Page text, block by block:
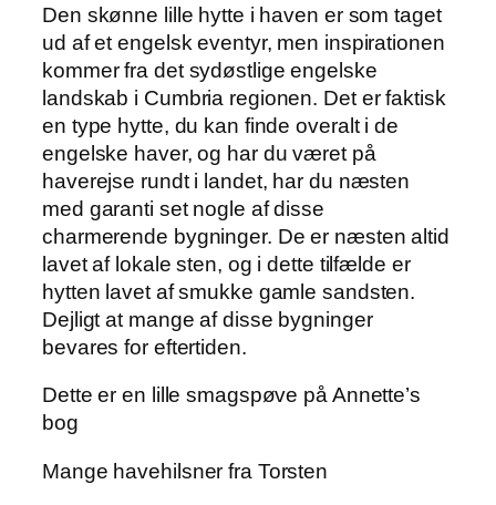
Den skønne lille hytte i haven er som taget
ud af et engelsk eventyr, men inspirationen
kommer fra det sydøstlige engelske
landskab i Cumbria regionen. Det er faktisk
en type hytte, du kan finde overalt i de
engelske haver, og har du været på
haverejse rundt i landet, har du næsten
med garanti set nogle af disse
charmerende bygninger. De er næsten altid
lavet af lokale sten, og i dette tilfælde er
hytten lavet af smukke gamle sandsten.
Dejligt at mange af disse bygninger
bevares for eftertiden.
Dette er en lille smagspøve på Annette’s
bog
Mange havehilsner fra Torsten